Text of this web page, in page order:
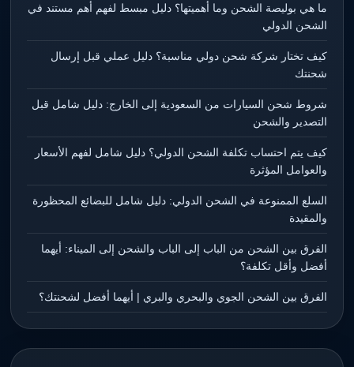
ما هي بوليصة الشحن وما أهميتها؟ دليل مبسط لفهم أهم مستند في
الشحن الدولي
كيف تختار شركة شحن دولي مناسبة؟ دليل عملي قبل إرسال
شحنتك
شروط شحن السيارات من السعودية إلى الخارج: دليل شامل قبل
التصدير والشحن
كيف يتم احتساب تكلفة الشحن الدولي؟ دليل شامل لفهم الأسعار
والعوامل المؤثرة
السلع الممنوعة في الشحن الدولي: دليل شامل للبضائع المحظورة
والمقيدة
الفرق بين الشحن من الباب إلى الباب والشحن إلى الميناء: أيهما
أفضل وأقل تكلفة؟
الفرق بين الشحن الجوي والبحري والبري | أيهما أفضل لشحنتك؟